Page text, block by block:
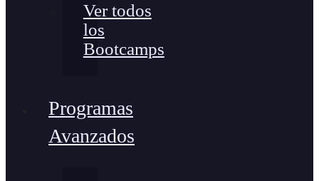
Ver todos
los
Bootcamps
Programas
Avanzados